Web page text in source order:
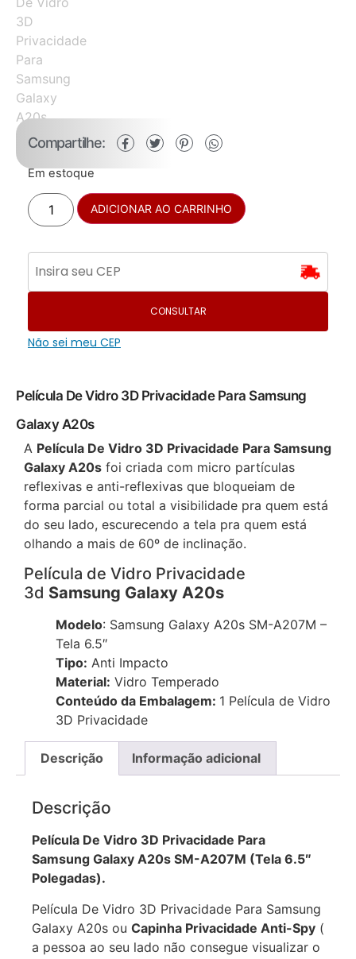
Película De Vidro 3D Privacidade Para Samsung
Galaxy A20s
A Película De Vidro 3D Privacidade Para Samsung
Galaxy A20s foi criada com micro partículas
reflexivas e anti-reflexivas que bloqueiam de
forma parcial ou total a visibilidade pra quem está
do seu lado, escurecendo a tela pra quem está
olhando a mais de 60º de inclinação.
Película de Vidro Privacidade
3d Samsung Galaxy A20s
Modelo: Samsung Galaxy A20s SM-A207M –
Tela 6.5″
Tipo: Anti Impacto
Material: Vidro Temperado
Conteúdo da Embalagem: 1 Película de Vidro
3D Privacidade
Descrição Informação adicional
Descrição
Película De Vidro 3D Privacidade Para
Samsung Galaxy A20s SM-A207M (Tela 6.5″
Polegadas).
Película De Vidro 3D Privacidade Para Samsung
Galaxy A20s ou Capinha Privacidade Anti-Spy (
a pessoa ao seu lado não consegue visualizar o
Compartilhe:
Em estoque
ADICIONAR AO CARRINHO
CONSULTAR
Não sei meu CEP